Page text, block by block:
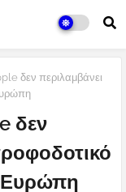
δεν περιλαμβάνει
δεν
Ευρώπη